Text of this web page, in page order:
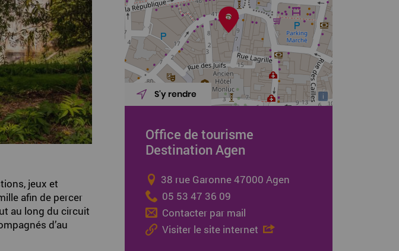
jeux et
afin de percer
au long du circuit
d’au
i
S'y rendre
Office de tourisme
Destination Agen
38 rue Garonne 47000 Agen
05 53 47 36 09
Contacter par mail
Visiter le site internet